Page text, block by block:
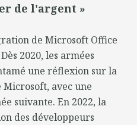
de l'argent »
de Microsoft Office
2020, les armées
une réflexion sur la
avec une
suivante. En 2022, la
des développeurs